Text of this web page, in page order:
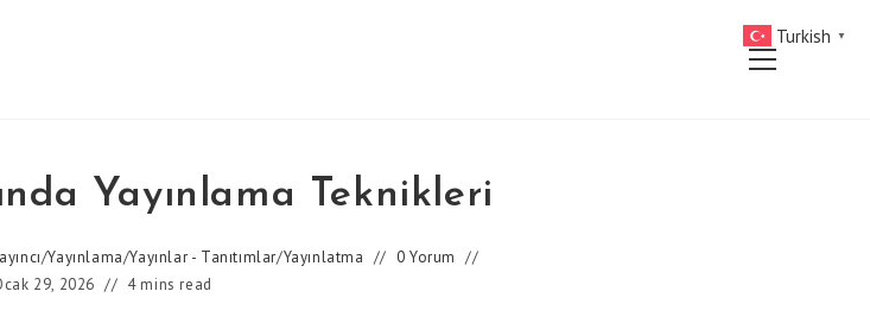
Main
Yayınlama Teknikleri
/Yayınlama/Yayınlar - Tanıtımlar/Yayınlatma
0 Yorum
29, 2026 4 mins read
Turkish ▼